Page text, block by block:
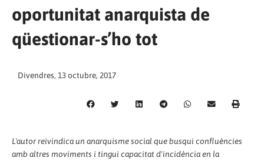
oportunitat anarquista de
qüestionar-s’ho tot
Divendres, 13 octubre, 2017
L'autor reivindica un anarquisme social que busqui confluències
amb altres moviments i tingui capacitat d'incidència en la